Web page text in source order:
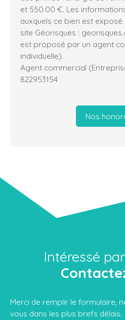
et 550.00 €. Les
auxquels ce bien est
site Géorisques :
est proposé par un agent
individuelle).
Agent commercial
822953154
Nos
Intéressé
Merci de remplir le formulaire,
vous dans les plus brefs délais.